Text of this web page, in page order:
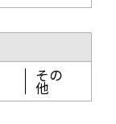
その
他